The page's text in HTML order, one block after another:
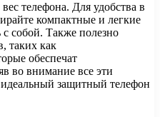
телефона. Для удобства в
компактные и легкие
собой. Также полезно
таких как
обеспечат
во внимание все эти
защитный телефон